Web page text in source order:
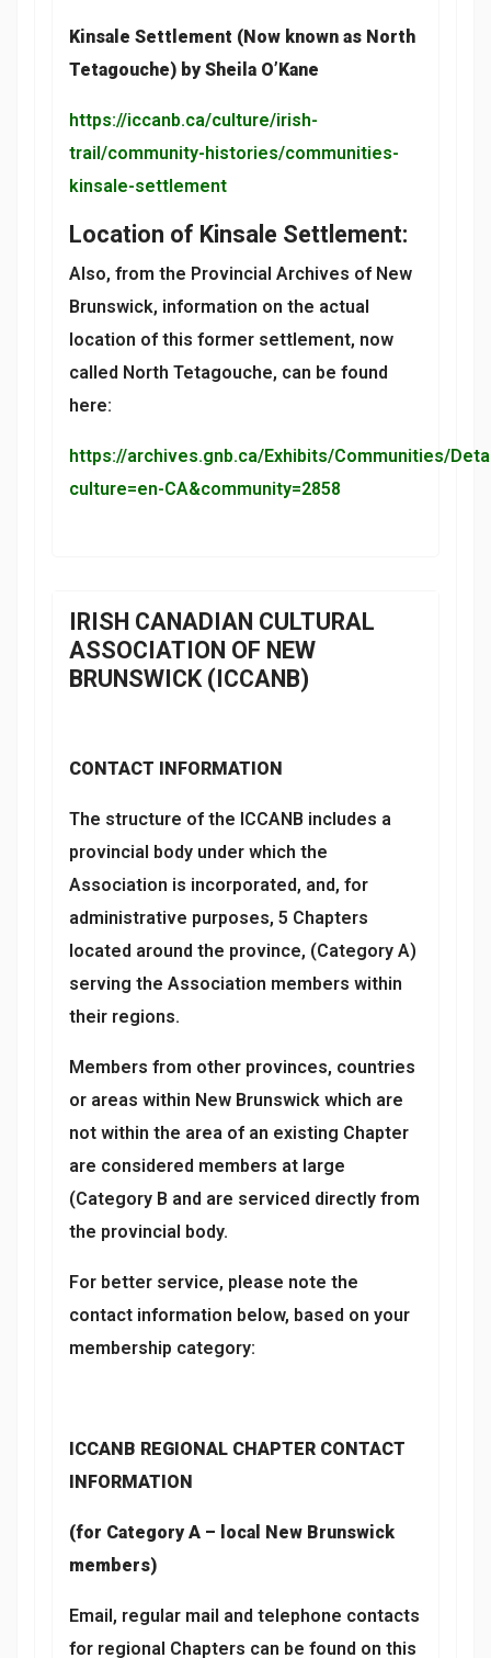
Kinsale Settlement (Now known as North
Tetagouche) by Sheila O’Kane
https://iccanb.ca/culture/irish-
trail/community-histories/communities-
kinsale-settlement
Location of Kinsale Settlement:
Also, from the Provincial Archives of New
Brunswick, information on the actual
location of this former settlement, now
called North Tetagouche, can be found
here:
https://archives.gnb.ca/Exhibits/Communities/
culture=en-CA&community=2858
IRISH CANADIAN CULTURAL
ASSOCIATION OF NEW
BRUNSWICK (ICCANB)
CONTACT INFORMATION
The structure of the ICCANB includes a
provincial body under which the
Association is incorporated, and, for
administrative purposes, 5 Chapters
located around the province, (Category A)
serving the Association members within
their regions.
Members from other provinces, countries
or areas within New Brunswick which are
not within the area of an existing Chapter
are considered members at large
(Category B and are serviced directly from
the provincial body.
For better service, please note the
contact information below, based on your
membership category:
ICCANB REGIONAL CHAPTER CONTACT
INFORMATION
(for Category A – local New Brunswick
members)
Email, regular mail and telephone contacts
for regional Chapters can be found on this